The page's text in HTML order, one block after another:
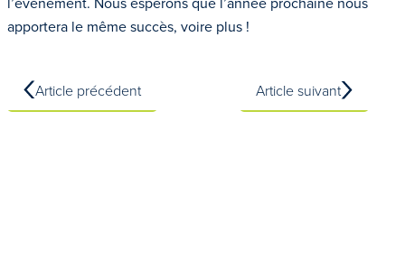
apportera le même succès, voire plus !
Article précédent Article suivant